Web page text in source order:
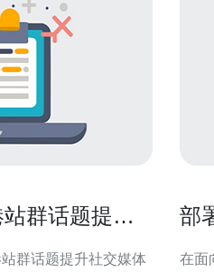
群话题提升
群话题提升社交媒体
部
在面